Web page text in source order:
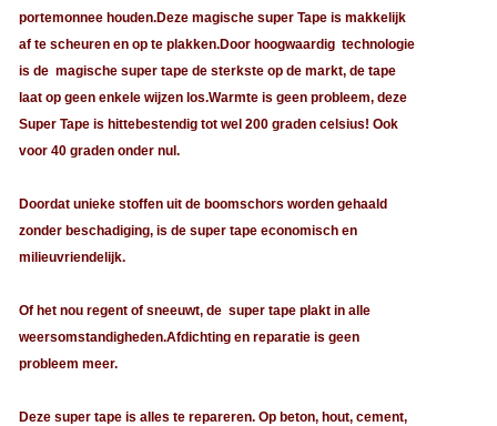
portemonnee houden.Deze magische super Tape is makkelijk
af te scheuren en op te plakken.Door hoogwaardig technologie
is de magische super tape de sterkste op de markt, de tape
laat op geen enkele wijzen los.Warmte is geen probleem, deze
Super Tape is hittebestendig tot wel 200 graden celsius! Ook
voor 40 graden onder nul.
Doordat unieke stoffen uit de boomschors worden gehaald
zonder beschadiging, is de super tape economisch en
milieuvriendelijk.
Of het nou regent of sneeuwt, de super tape plakt in alle
weersomstandigheden.Afdichting en reparatie is geen
probleem meer.
Deze super tape is alles te repareren. Op beton, hout, cement,